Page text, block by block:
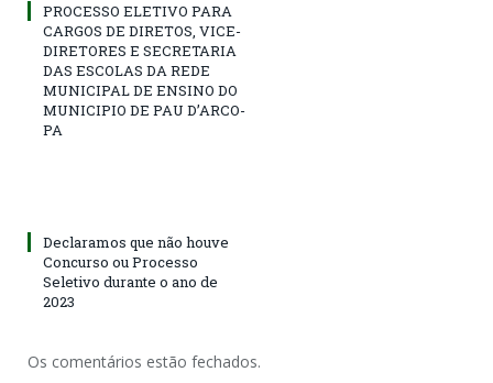
PROCESSO ELETIVO PARA
CARGOS DE DIRETOS, VICE-
DIRETORES E SECRETARIA
DAS ESCOLAS DA REDE
MUNICIPAL DE ENSINO DO
MUNICIPIO DE PAU D’ARCO-
PA
Declaramos que não houve
Concurso ou Processo
Seletivo durante o ano de
2023
Os comentários estão fechados.